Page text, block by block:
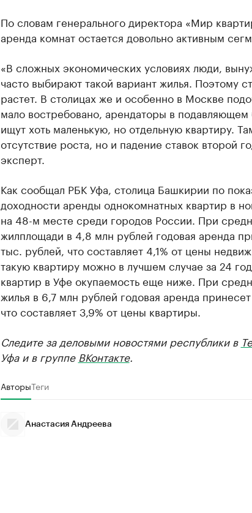
По словам генерального директора «Мир
аренда комнат остается довольно активным
«В сложных экономических условиях люди,
часто выбирают такой вариант жилья. Поэтому
растет. В столицах же и особенно в Москве
мало востребовано, арендаторы в подавляющем
ищут хоть маленькую, но отдельную квартиру.
отсутствие роста, но и падение ставок второй
эксперт.
Как сообщал РБК Уфа, столица Башкирии по
доходности аренды однокомнатных квартир в
на 48-м месте среди городов России. При
жилплощади в 4,8 млн рублей годовая аренда
тыс. рублей, что составляет 4,1% от цены
такую квартиру можно в лучшем случае за 24
квартир в Уфе окупаемость еще ниже. При
жилья в 6,7 млн рублей годовая аренда
что составляет 3,9% от цены квартиры.
Следите за деловыми новостями республики в
Уфа и в группе ВКонтакте.
АвторыТеги
Анастасия Андреева